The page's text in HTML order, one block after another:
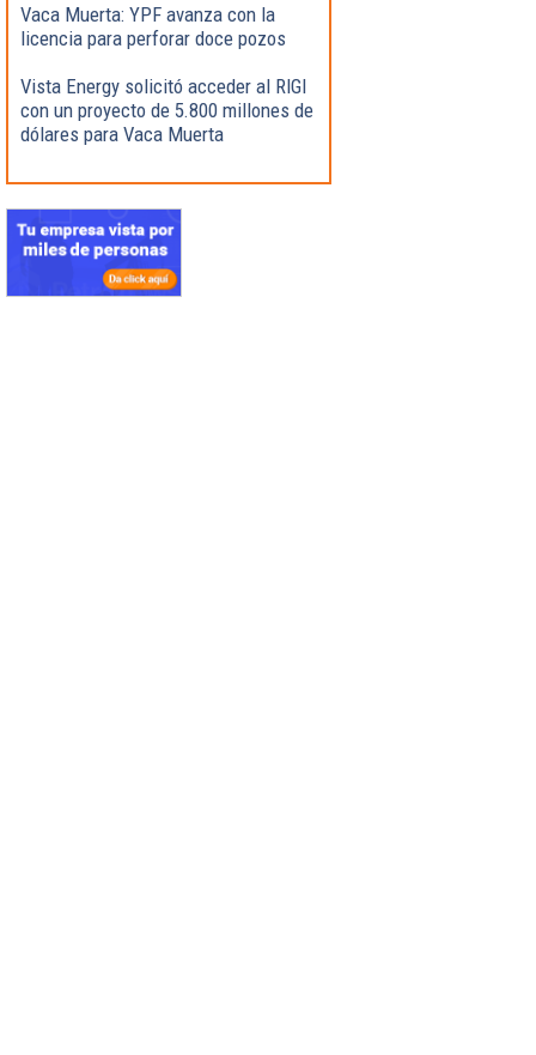
Vaca Muerta: YPF avanza con la
licencia para perforar doce pozos
Vista Energy solicitó acceder al RIGI
con un proyecto de 5.800 millones de
dólares para Vaca Muerta